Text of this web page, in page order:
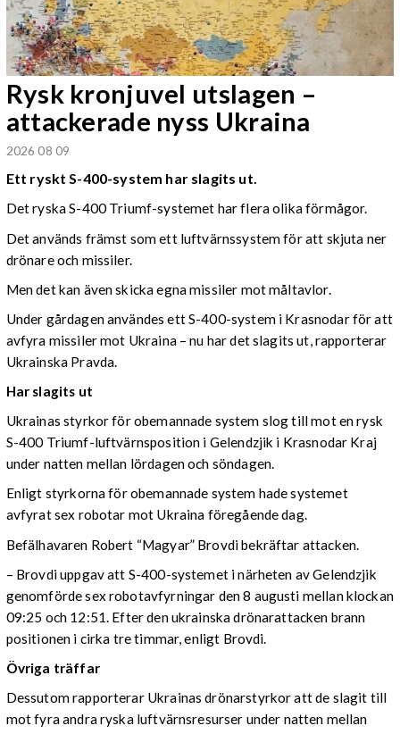
Rysk kronjuvel utslagen –
attackerade nyss Ukraina
2026 08 09
Ett ryskt S-400-system har slagits ut.
Det ryska S-400 Triumf-systemet har flera olika förmågor.
Det används främst som ett luftvärnssystem för att skjuta ner
drönare och missiler.
Men det kan även skicka egna missiler mot måltavlor.
Under gårdagen användes ett S-400-system i Krasnodar för att
avfyra missiler mot Ukraina – nu har det slagits ut, rapporterar
Ukrainska Pravda.
Har slagits ut
Ukrainas styrkor för obemannade system slog till mot en rysk
S-400 Triumf-luftvärnsposition i Gelendzjik i Krasnodar Kraj
under natten mellan lördagen och söndagen.
Enligt styrkorna för obemannade system hade systemet
avfyrat sex robotar mot Ukraina föregående dag.
Befälhavaren Robert “Magyar” Brovdi bekräftar attacken.
– Brovdi uppgav att S-400-systemet i närheten av Gelendzjik
genomförde sex robotavfyrningar den 8 augusti mellan klockan
09:25 och 12:51. Efter den ukrainska drönarattacken brann
positionen i cirka tre timmar, enligt Brovdi.
Övriga träffar
Dessutom rapporterar Ukrainas drönarstyrkor att de slagit till
mot fyra andra ryska luftvärnsresurser under natten mellan